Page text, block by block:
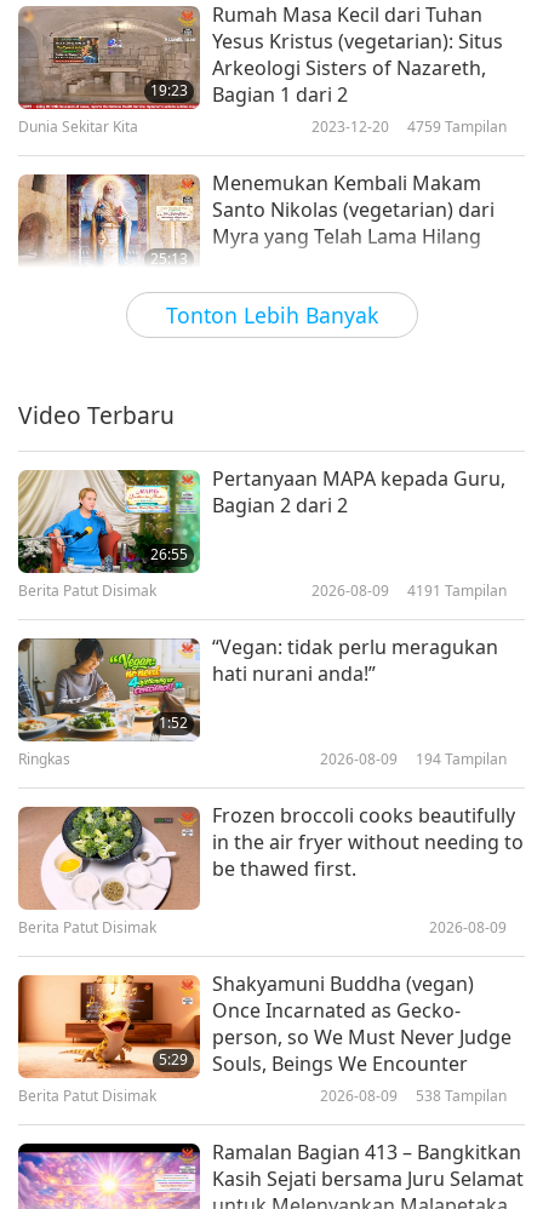
Tonton Lebih Banyak
19:23
Rumah Masa Kecil dari Tuhan
Yesus Kristus (vegetarian): Situs
Arkeologi Sisters of Nazareth,
Bagian 1 dari 2
Dunia Sekitar Kita 2023-12-20 4759 Tampilan
25:13
Menemukan Kembali Makam
Santo Nikolas (vegetarian) dari
Myra yang Telah Lama Hilang
Dunia Sekitar Kita 2023-12-06 4528
21:19
22:05
Kuil Suci Kelaniya di Sri Lanka:
Bagian 1 dari 2
Melestarikan Warisan Maroko:
17:19
Legenda Tuhan Yesus Kristus
(vegetarian) di Desa Shingō,
17:41
Alet-les-Bains: Desa Abad
Pertengahan Nostradamus,
Bagian 1 dari 2
Video Terbaru
26:55
Pertanyaan MAPA kepada Guru,
Bagian 2 dari 2
Berita Patut Disimak 2026-08-09 4191 Tampilan
1:52
“Vegan: tidak perlu meragukan
hati nurani anda!”
Ringkas 2026-08-09 194Tampilan
Frozen broccoli cooks beautifully
in the air fryer without needing to
be thawed first.
Berita Patut Disimak 2026-08-09
5:29
Shakyamuni Buddha (vegan)
Once Incarnated as Gecko-
person, so We Must Never Judge
Souls, Beings We Encounter
Berita Patut Disimak 2026-08-09 538 Tampilan
Ramalan Bagian 413 – Bangkitkan
Kasih Sejati bersama Juru Selamat